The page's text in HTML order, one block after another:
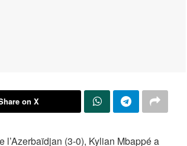
on X
l’Azerbaïdjan (3-0), Kylian Mbappé a